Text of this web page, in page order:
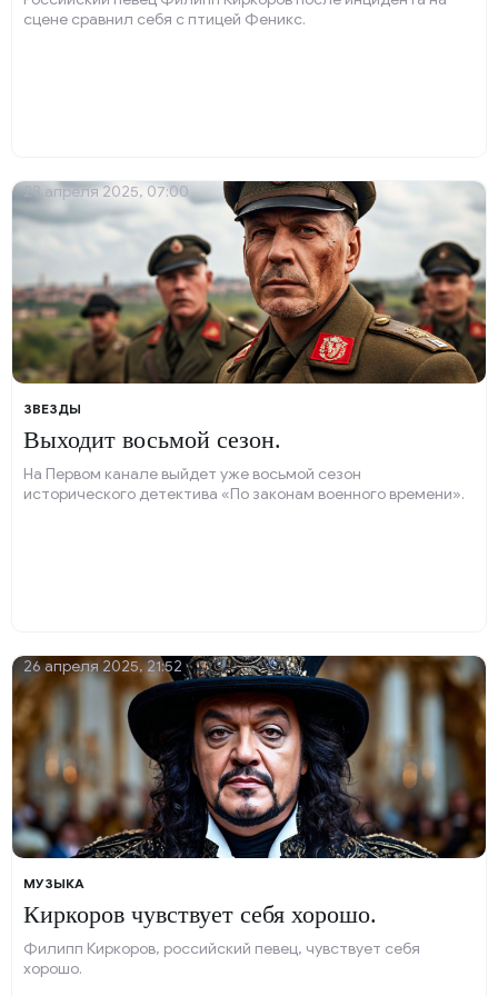
сцене сравнил себя с птицей Феникс.
ЗВЕЗДЫ
Выходит восьмой сезон.
На Первом канале выйдет уже восьмой сезон
исторического детектива «По законам военного времени».
28 апреля 2025, 07:00
МУЗЫКА
Киркоров чувствует себя хорошо.
Филипп Киркоров, российский певец, чувствует себя
хорошо.
26 апреля 2025, 21:52